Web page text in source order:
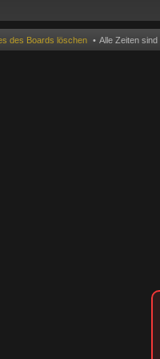
Alle Zeiten sind
des Boards löschen